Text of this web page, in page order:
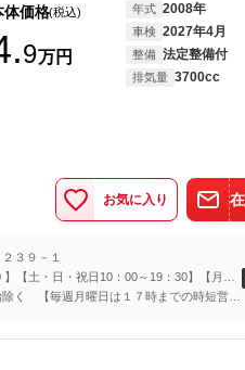
体価格(税込)
9万円
年式 2008年
車検 2027年4月
整備 法定整備付
排気量 3700cc
お気に入り
３９－１
【土・日・祝日10：00～19：30】【月曜
く 【毎週月曜日は１７時までの時短営